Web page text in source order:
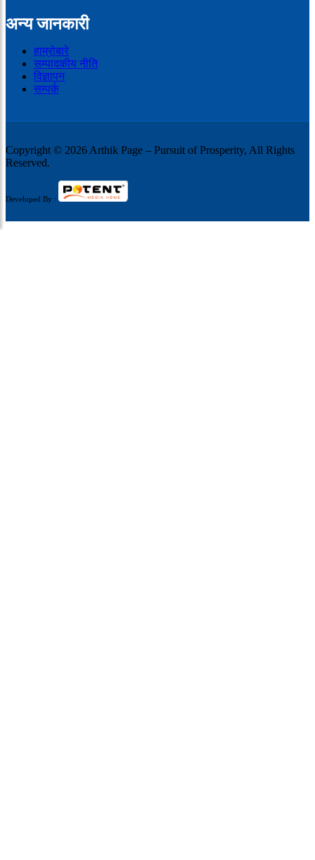
अन्य जानकारी
हाम्रोबारे
सम्पादकीय नीति
विज्ञापन
सम्पर्क
Copyright © 2026 Arthik Page – Pursuit of Prosperity, All Rights
Reserved.
Developed By :